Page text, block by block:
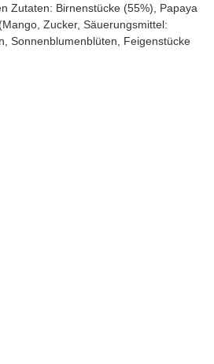
Zutaten: Birnenstücke (55%), Papaya
Zucker, Säuerungsmittel:
Sonnenblumenblüten, Feigenstücke